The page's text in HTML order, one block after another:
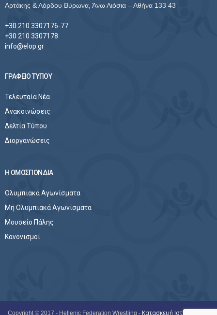
Αρτάκης & Λόρδου Βύρωνα, Άνω Λιόσια – Αθήνα 133 43
+30 210 3307176-77
+30 210 3307178
info@elop.gr
ΓΡΑΦΕΙΟ ΤΥΠΟΥ
Τελευταία Νέα
Ανακοινώσεις
Δελτία Τύπου
Διοργανώσεις
Η ΟΜΟΣΠΟΝΔΙΑ
Ολυμπιακά Αγωνίσματα
Μη Ολυμπιακά Αγωνίσματα
Μουσείο Πάλης
Κανονισμοί
Copyright © 2017 - Hellenic Federation Wrestling - Κατασκευή Ιστοσελίδων